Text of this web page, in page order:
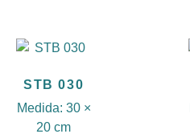
STB 030
Medida: 30 ×
20 cm